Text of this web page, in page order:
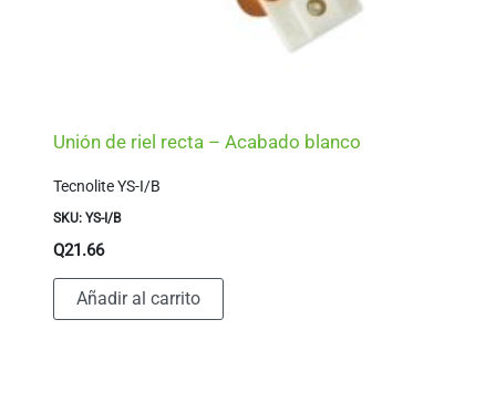
Unión de riel recta – Acabado blanco
Tecnolite YS-I/B
SKU: YS-I/B
Q21.66
Añadir al carrito